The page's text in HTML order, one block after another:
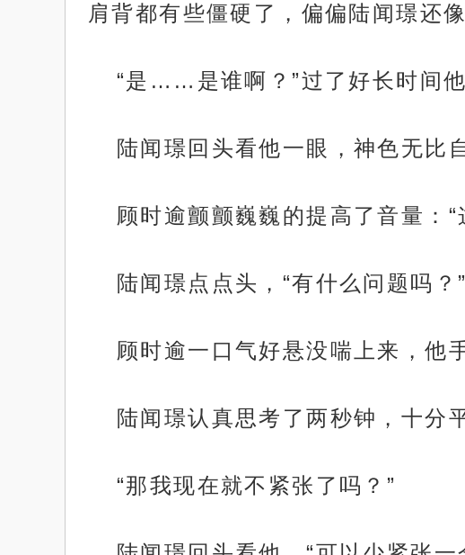
肩背都有些僵硬了，偏偏陆闻璟还
“是……是谁啊？”过了好长时间他
陆闻璟回头看他一眼，神色无比
顾时逾颤颤巍巍的提高了音量：
陆闻璟点点头，“有什么问题吗？”
顾时逾一口气好悬没喘上来，他
陆闻璟认真思考了两秒钟，十分
“那我现在就不紧张了吗？”